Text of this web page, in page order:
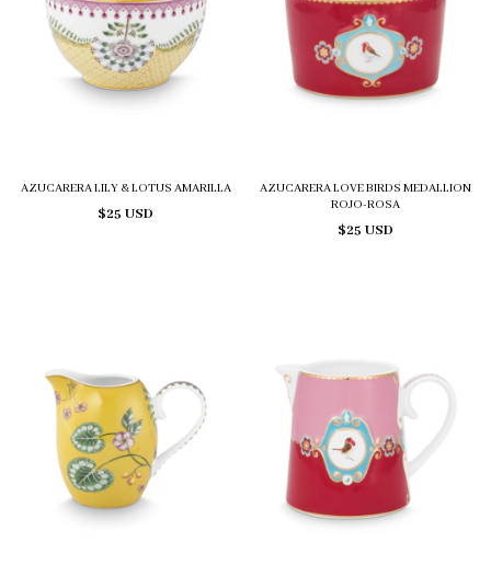
AZUCARERA LILY & LOTUS AMARILLA
$25 USD
AZUCARERA LOVE BIRDS MEDALLION
ROJO-ROSA
$25 USD